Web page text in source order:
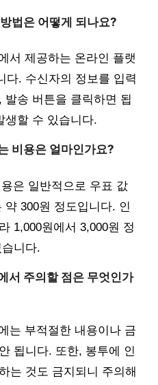
법은 어떻게 되나요?
서 제공하는 온라인 플랫
다. 수신자의 정보를 입력
송 버튼을 클릭하면 됩
생할 수 있습니다.
비용은 얼마인가요?
은 일반적으로 우표 값
300원 정도입니다. 인
1,000원에서 3,000원 정
니다.
서 주의할 점은 무엇인가
는 부적절한 내용이나 금
됩니다. 또한, 봉투에 인
는 것도 금지되니 주의해